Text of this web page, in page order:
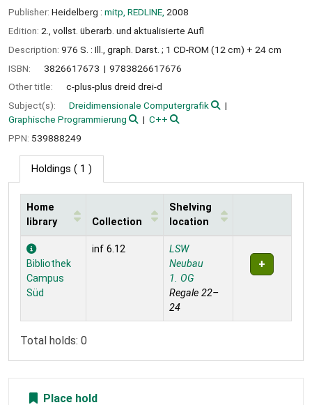
Publisher: Heidelberg : mitp, REDLINE, 2008
Edition: 2., vollst. überarb. und aktualisierte Aufl
Description: 976 S. : Ill., graph. Darst. ; 1 CD-ROM (12 cm) + 24 cm
ISBN:
3826617673
9783826617676
Other title:
c-plus-plus dreid drei-d
Subject(s):
Dreidimensionale Computergrafik
Graphische Programmierung
C++
PPN: 539888249
Holdings ( 1 )
Holdings
Home
library
Collection
Shelving
location
Bibliothek
Campus
Süd
inf 6.12
LSW
Neubau
1. OG
Regale 22–
24
Total holds: 0
Place hold